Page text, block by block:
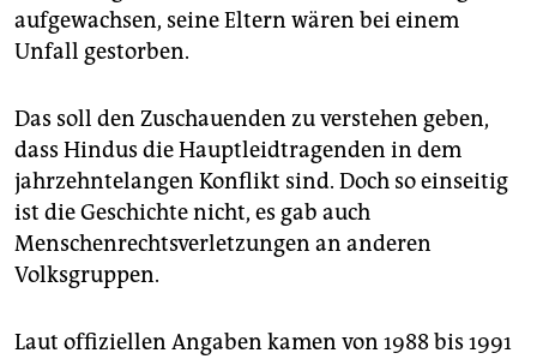
aufgewachsen, seine Eltern wären bei einem
Unfall gestorben.
Das soll den Zuschauenden zu verstehen geben,
dass Hindus die Hauptleidtragenden in dem
jahrzehntelangen Konflikt sind. Doch so einseitig
ist die Geschichte nicht, es gab auch
Menschenrechtsverletzungen an anderen
Volksgruppen.
Laut offiziellen Angaben kamen von 1988 bis 1991